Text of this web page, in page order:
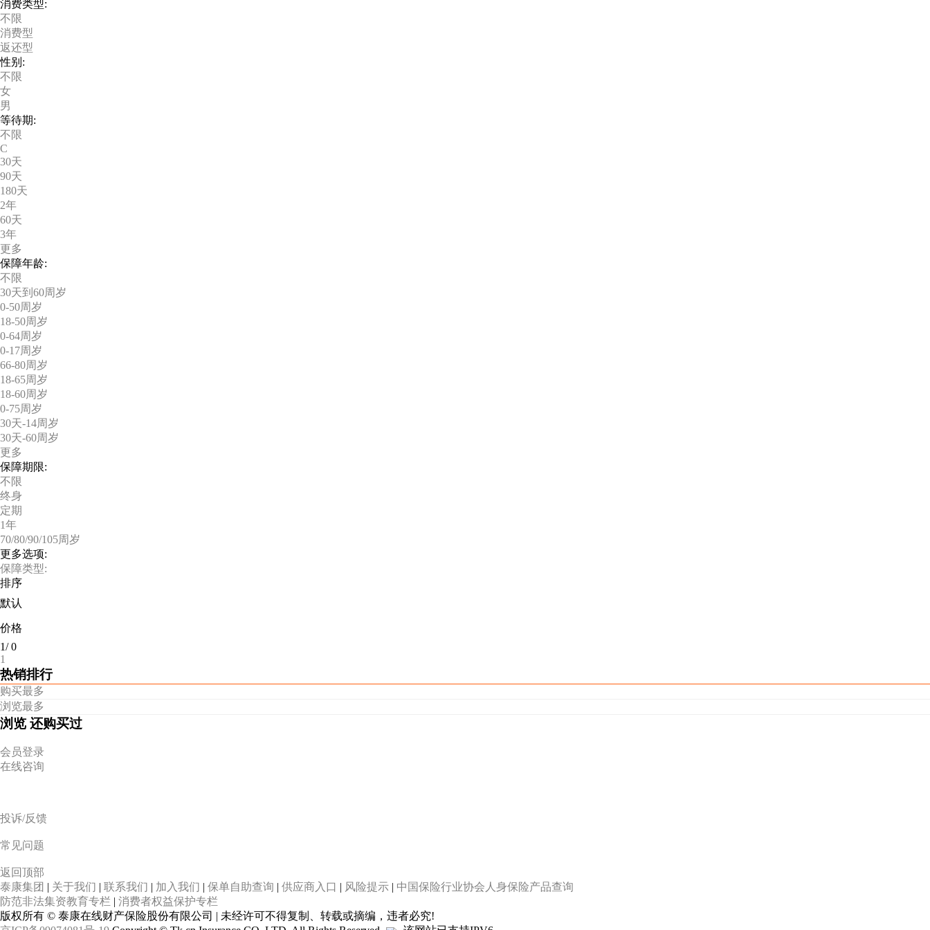
消费类型:
不限
消费型
返还型
性别:
不限
女
男
等待期:
不限
C
30天
90天
180天
2年
60天
3年
更多
保障年龄:
不限
30天到60周岁
0-50周岁
18-50周岁
0-64周岁
0-17周岁
66-80周岁
18-65周岁
18-60周岁
0-75周岁
30天-14周岁
30天-60周岁
更多
保障期限:
不限
终身
定期
1年
70/80/90/105周岁
更多选项:
保障类型:
排序
默认
价格
1/0
1
热销排行
购买最多
浏览最多
浏览 还购买过
会员登录
在线咨询
投诉/反馈
常见问题
返回顶部
泰康集团 | 关于我们 | 联系我们 | 加入我们 | 保单自助查询 | 供应商入口 | 风险提示 | 中国保险行业协会人身保险产品查询
防范非法集资教育专栏 | 消费者权益保护专栏
版权所有 © 泰康在线财产保险股份有限公司 | 未经许可不得复制、转载或摘编，违者必究!